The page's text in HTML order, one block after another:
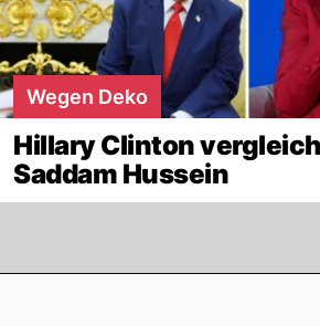
Wegen Deko
Hillary Clinton
Saddam Hussein